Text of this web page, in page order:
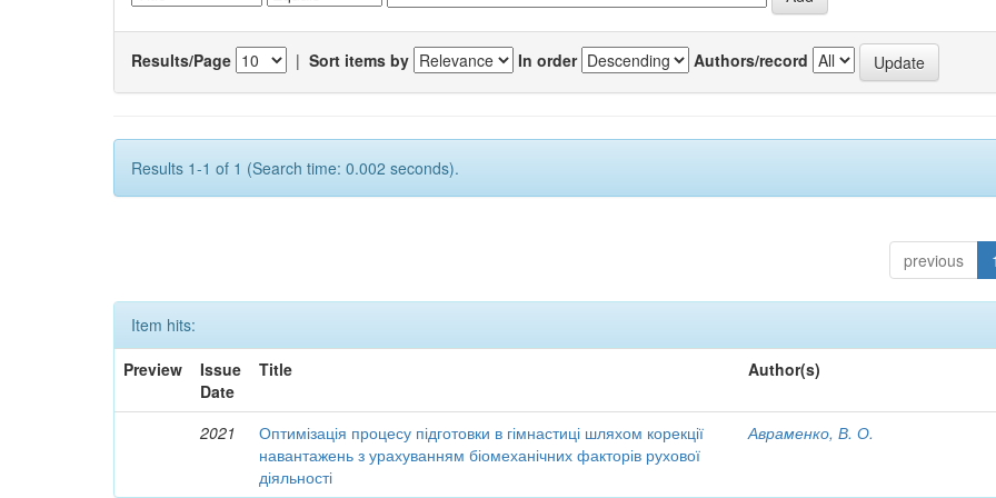
Results/Page | Sort items by In order Authors/record
Results 1-1 of 1 (Search time: 0.002 seconds).
previous 1
Item hits:
Preview
Issue
Date
Title Author(s)
2021
Оптимізація процесу підготовки в гімнастиці шляхом корекції
навантажень з урахуванням біомеханічних факторів рухової
діяльності
Авраменко, В. О.